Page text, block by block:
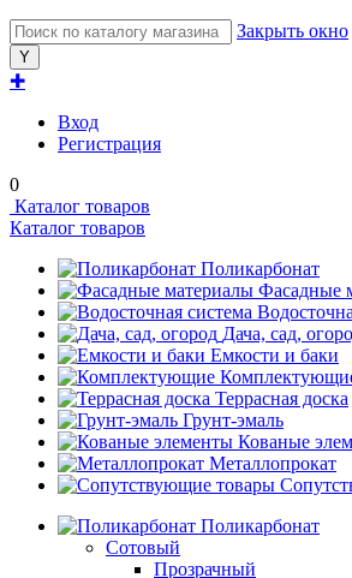
Закрыть окно
✚
Вход
Регистрация
0
Каталог товаров
Каталог товаров
Поликарбонат
Фасадные
Дача, сад,
Емкости и баки
Террасная доска
Грунт-эмаль
Кованые
Металлопрокат
Поликарбонат
Сотовый
Прозрачный